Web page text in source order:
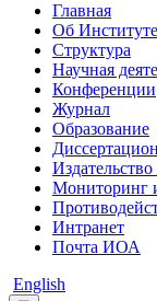
Главная
Об Институте
Структура
Научная
Конференции
Журнал
Образование
Мониторинг
Интранет
Почта ИОА
English